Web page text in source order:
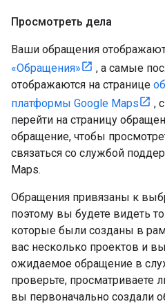
Просмотреть дела
Ваши обращения
«Обращения»
, а самые
отображаются на странице
платформы Google Maps
,
перейти на страницу
обращение, чтобы
связаться со службой
Maps.
Обращения привязаны к
поэтому вы будете видеть
которые были созданы в
вас несколько проектов и
ожидаемое обращение в
проверьте, просматриваете
вы первоначально создали